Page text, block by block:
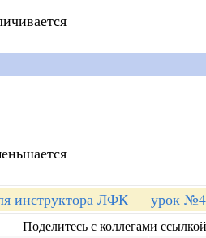
инструктора ЛФК — урок
Поделитесь с коллегами